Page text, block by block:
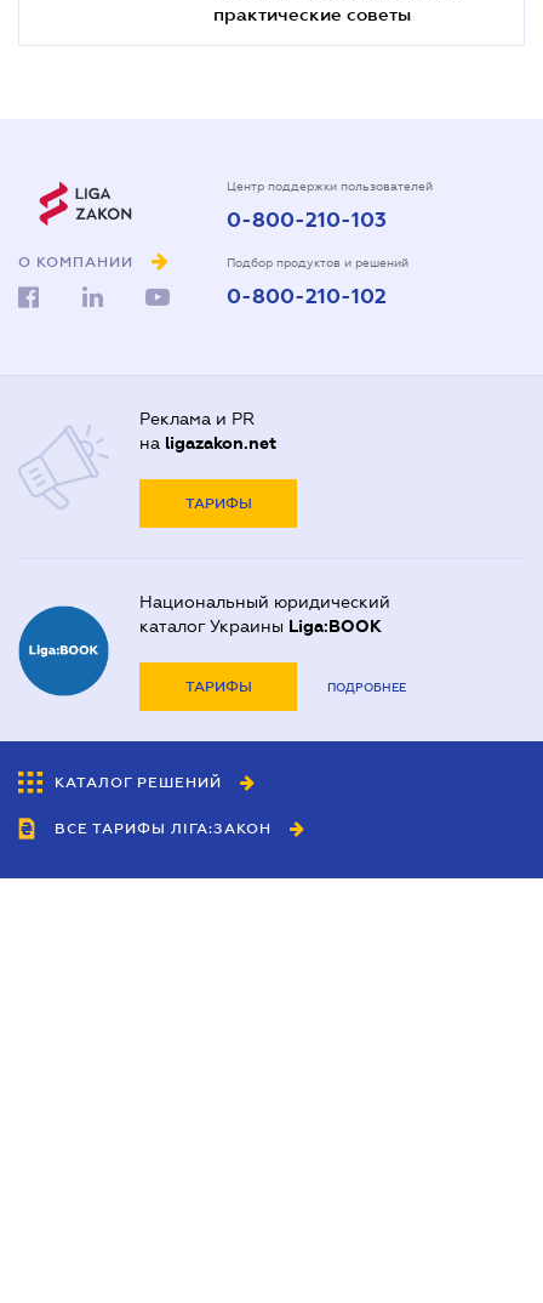
практические советы
О КОМПАНИИ
Центр поддержки пользователей
0-800-210-103
Подбор продуктов и решений
0-800-210-102
Реклама и PR
на ligazakon.net
ТАРИФЫ
Национальный юридический
каталог Украины Liga:BOOK
ТАРИФЫ ПОДРОБНЕЕ
КАТАЛОГ РЕШЕНИЙ
ВСЕ ТАРИФЫ ЛІГА:ЗАКОН